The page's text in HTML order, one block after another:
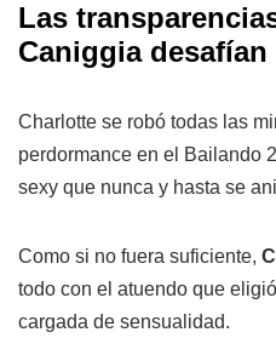
Las
Caniggia
Charlotte se robó todas las
perdormance en el Bailando
sexy que nunca y hasta se
Como si no fuera suficiente,
todo con el atuendo que
cargada de sensualidad.